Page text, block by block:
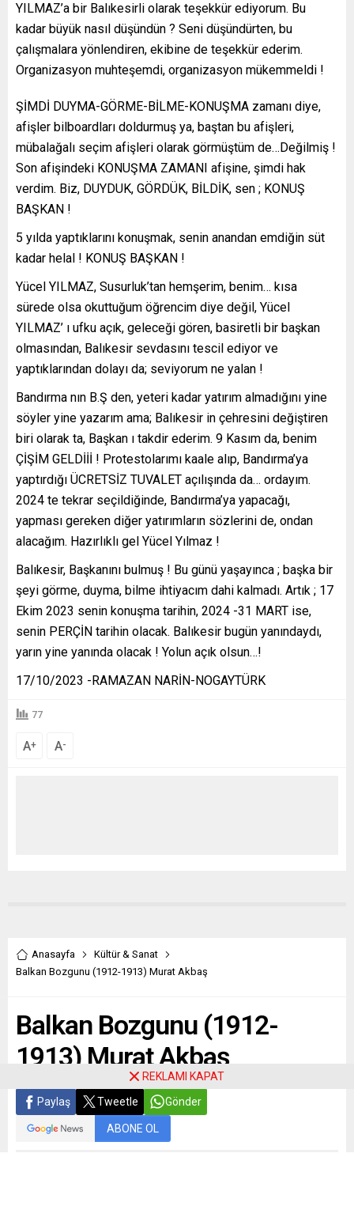
YILMAZ’a bir Balıkesirli olarak teşekkür ediyorum. Bu
kadar büyük nasıl düşündün ? Seni düşündürten, bu
çalışmalara yönlendiren, ekibine de teşekkür ederim.
Organizasyon muhteşemdi, organizasyon mükemmeldi !
ŞİMDİ DUYMA-GÖRME-BİLME-KONUŞMA zamanı diye,
afişler bilboardları doldurmuş ya, baştan bu afişleri,
mübalağalı seçim afişleri olarak görmüştüm de…Değilmiş !
Son afişindeki KONUŞMA ZAMANI afişine, şimdi hak
verdim. Biz, DUYDUK, GÖRDÜK, BİLDİK, sen ; KONUŞ
BAŞKAN !
5 yılda yaptıklarını konuşmak, senin anandan emdiğin süt
kadar helal ! KONUŞ BAŞKAN !
Yücel YILMAZ, Susurluk’tan hemşerim, benim… kısa
sürede olsa okuttuğum öğrencim diye değil, Yücel
YILMAZ’ ı ufku açık, geleceği gören, basiretli bir başkan
olmasından, Balıkesir sevdasını tescil ediyor ve
yaptıklarından dolayı da; seviyorum ne yalan !
Bandırma nın B.Ş den, yeteri kadar yatırım almadığını yine
söyler yine yazarım ama; Balıkesir in çehresini değiştiren
biri olarak ta, Başkan ı takdir ederim. 9 Kasım da, benim
ÇİŞİM GELDİİİ ! Protestolarımı kaale alıp, Bandırma’ya
yaptırdığı ÜCRETSİZ TUVALET açılışında da… ordayım.
2024 te tekrar seçildiğinde, Bandırma’ya yapacağı,
yapması gereken diğer yatırımların sözlerini de, ondan
alacağım. Hazırlıklı gel Yücel Yılmaz !
Balıkesir, Başkanını bulmuş ! Bu günü yaşayınca ; başka bir
şeyi görme, duyma, bilme ihtiyacım dahi kalmadı. Artık ; 17
Ekim 2023 senin konuşma tarihin, 2024 -31 MART ise,
senin PERÇİN tarihin olacak. Balıkesir bugün yanındaydı,
yarın yine yanında olacak ! Yolun açık olsun…!
17/10/2023 -RAMAZAN NARİN-NOGAYTÜRK
77
A+ A-
Anasayfa
Kültür & Sanat
Balkan Bozgunu (1912-1913) Murat Akbaş
Balkan Bozgunu (1912-
1913) Murat Akbaş
Paylaş Tweetle Gönder
ABONE OL
REKLAMI KAPAT